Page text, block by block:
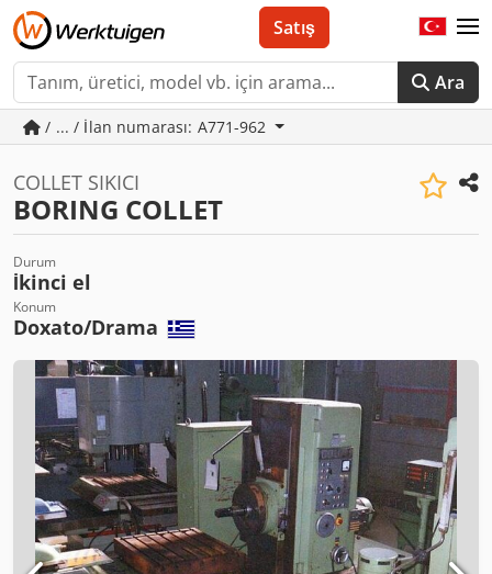
Ara
Satış
/ ... / İlan numarası: A771-962
COLLET SIKICI
BORING COLLET
Durum
İkinci el
Konum
Doxato/Drama